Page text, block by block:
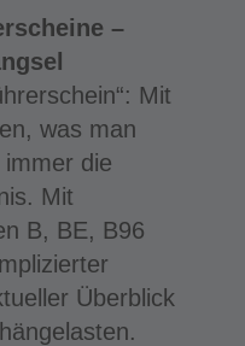
–
Mit
was man
die
Mit
B, BE, B96
Überblick